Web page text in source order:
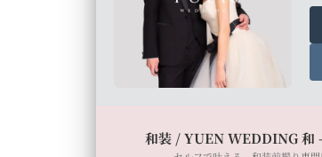
和装 / YUEN WEDDING 和